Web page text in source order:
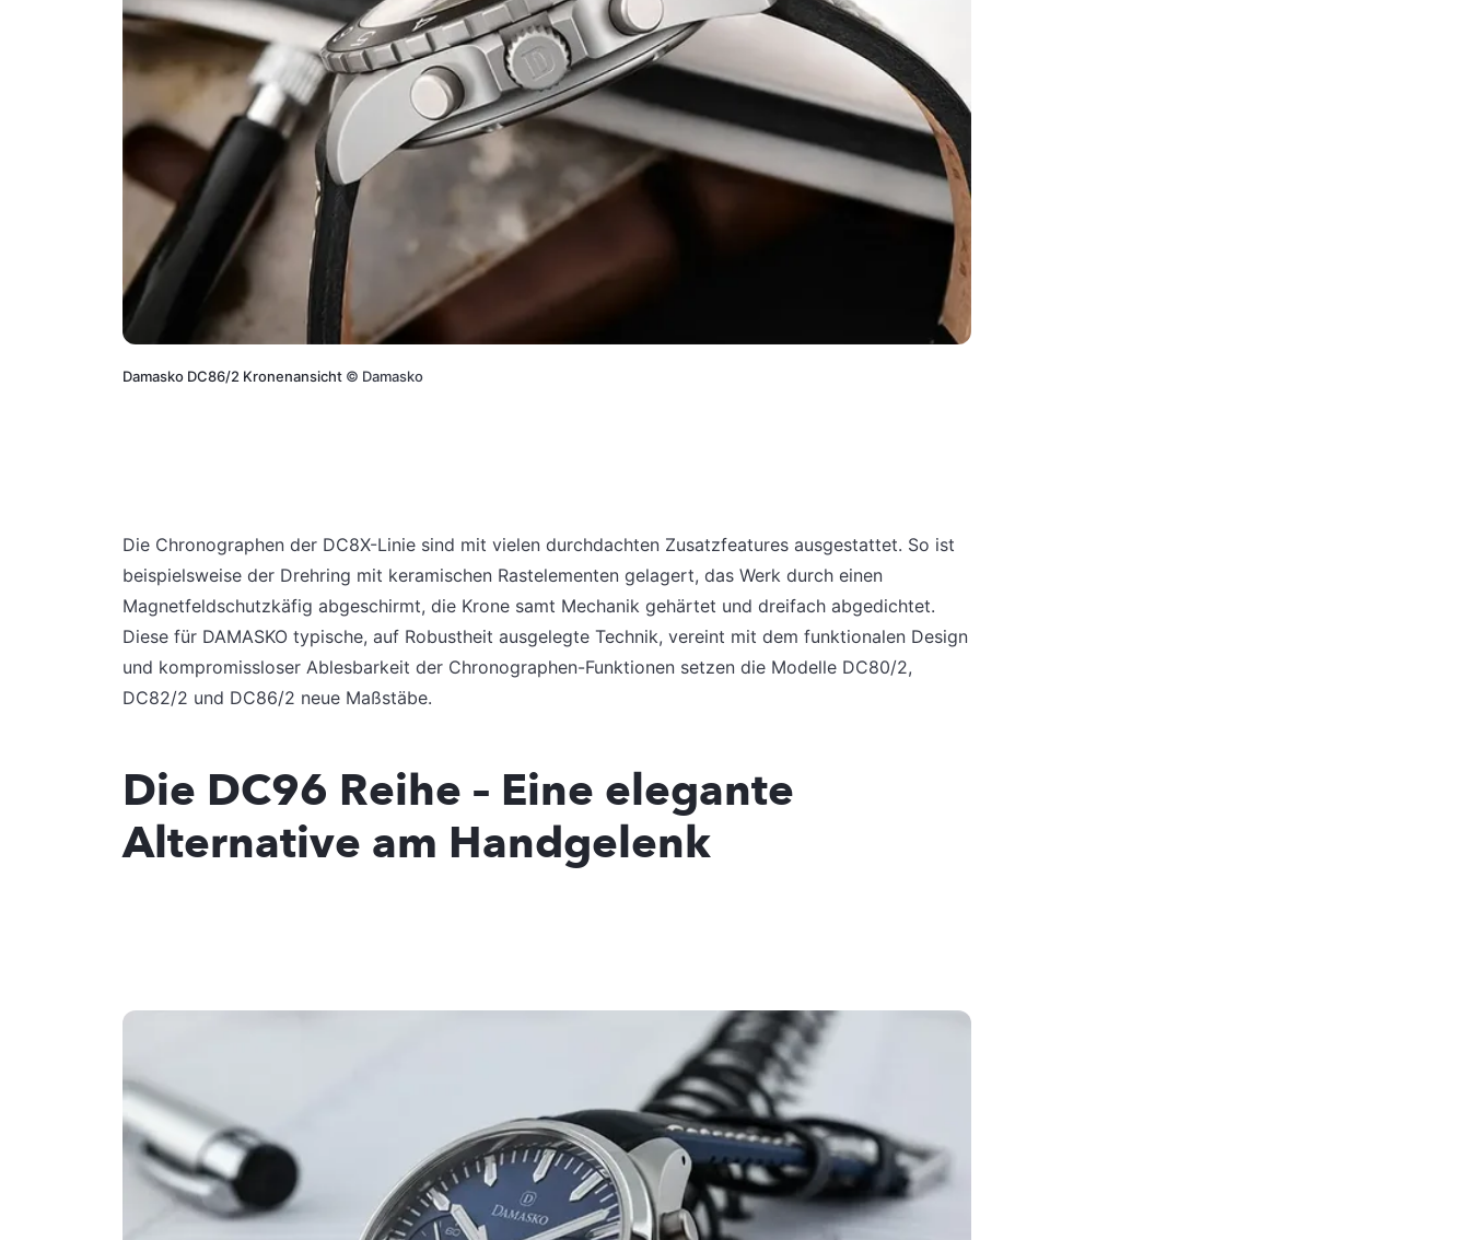
Damasko DC86/2 Kronenansicht © Damasko
Die Chronographen der DC8X-Linie sind mit vielen durchdachten Zusatzfeatures ausgestattet. So ist
beispielsweise der Drehring mit keramischen Rastelementen gelagert, das Werk durch einen
Magnetfeldschutzkäfig abgeschirmt, die Krone samt Mechanik gehärtet und dreifach abgedichtet.
Diese für DAMASKO typische, auf Robustheit ausgelegte Technik, vereint mit dem funktionalen Design
und kompromissloser Ablesbarkeit der Chronographen-Funktionen setzen die Modelle DC80/2,
DC82/2 und DC86/2 neue Maßstäbe.
Die DC96 Reihe – Eine elegante
Alternative am Handgelenk